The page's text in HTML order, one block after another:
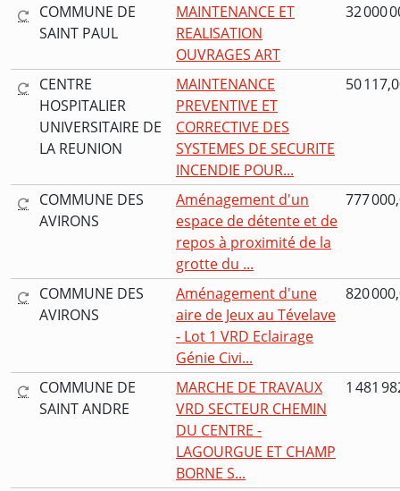
COMMUNE DE
SAINT PAUL
MAINTENANCE ET
REALISATION
OUVRAGES ART
32 000
CENTRE
HOSPITALIER
UNIVERSITAIRE DE
LA REUNION
MAINTENANCE
PREVENTIVE ET
CORRECTIVE DES
SYSTEMES DE SECURITE
INCENDIE POUR...
50
COMMUNE DES
AVIRONS
Aménagement d'un
espace de détente et de
repos à proximité de la
grotte du ...
777
COMMUNE DES
AVIRONS
Aménagement d'une
aire de Jeux au Tévelave
- Lot 1 VRD Eclairage
Génie Civi...
820
COMMUNE DE
SAINT ANDRE
MARCHE DE TRAVAUX
VRD SECTEUR CHEMIN
DU CENTRE -
LAGOURGUE ET CHAMP
BORNE S...
1 481